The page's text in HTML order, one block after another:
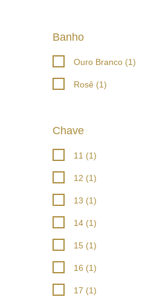
Banho
Ouro Branco (1)
Rosê (1)
Chave
11 (1)
12 (1)
13 (1)
14 (1)
15 (1)
16 (1)
17 (1)